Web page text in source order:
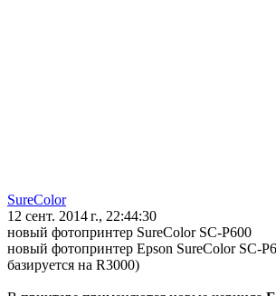
SureColor
12 сент. 2014 г., 22:44:30
новый фотопринтер SureColor SC-P600
новый фотопринтер Epson SureColor SC-
базируется на R3000)